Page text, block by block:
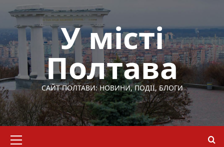
Перейти
вмісту
У місті
Полтава
САЙТ ПОЛТАВИ: НОВИНИ, ПОДІЇ, БЛОГИ
меню